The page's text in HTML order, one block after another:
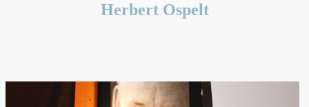
Herbert Ospelt